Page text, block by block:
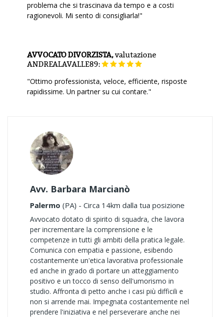
problema che si trascinava da tempo e a costi
ragionevoli. Mi sento di consigliarla!"
AVVOCATO DIVORZISTA,valutazione
ANDREALAVALLE89:
"Ottimo professionista, veloce, efficiente, risposte
rapidissime. Un partner su cui contare."
Avv. Barbara Marcianò
Palermo (PA) - Circa 14km dalla tua posizione
Avvocato dotato di spirito di squadra, che lavora
per incrementare la comprensione e le
competenze in tutti gli ambiti della pratica legale.
Comunica con empatia e passione, esibendo
costantemente un'etica lavorativa professionale
ed anche in grado di portare un atteggiamento
positivo e un tocco di senso dell'umorismo in
studio. Affronta di petto anche i casi più difficili e
non si arrende mai. Impegnata costantemente nel
prendere l'iniziativa e nel perseverare anche nei